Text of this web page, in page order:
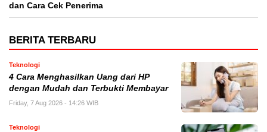
dan Cara Cek Penerima
BERITA TERBARU
Teknologi
4 Cara Menghasilkan Uang dari HP
dengan Mudah dan Terbukti Membayar
Friday, 7 Aug 2026 - 14:26 WIB
Teknologi